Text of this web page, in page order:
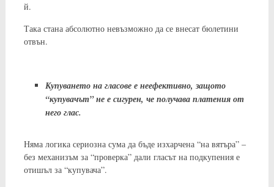
й.
Така стана абсолютно невъзможно да се внесат бюлетини
отвън.
Купуването на гласове е неефективно, защото
“купувачът” не е сигурен, че получава платения от
него глас.
Няма логика сериозна сума да бъде изхарчена “на вятъра” –
без механизъм за “проверка” дали гласът на подкупения е
отишъл за “купувача”.